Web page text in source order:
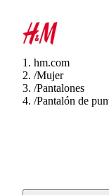
hm.com
/Mujer
/Pantalones
/Pantalón de